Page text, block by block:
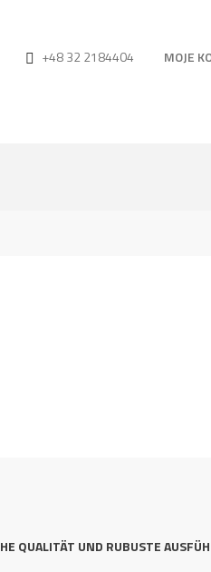
+48 32 2184404 MOJE
QUALITÄT UND RUBUSTE